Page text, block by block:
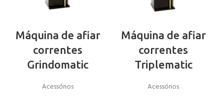
Máquina de afiar
correntes
Grindomatic
Acessórios
Máquina de afiar
correntes
Triplematic
Acessórios